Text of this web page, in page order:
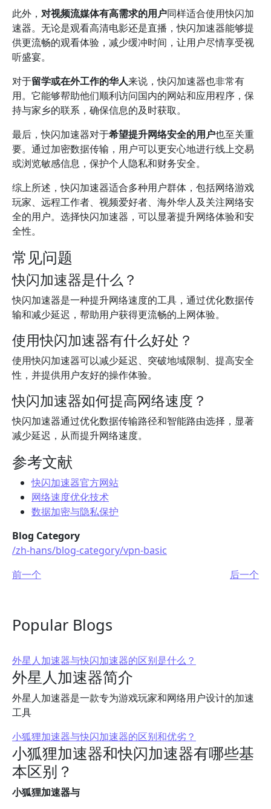
此外， 对视频流媒体有高需求的用户同样适合使用快闪加
速器。无论是观看高清电影还是直播，快闪加速器能够提
供更流畅的观看体验，减少缓冲时间，让用户尽情享受视
听盛宴。
对于留学或在外工作的华人来说，快闪加速器也非常有
用。它能够帮助他们顺利访问国内的网站和应用程序，保
持与家乡的联系，确保信息的及时获取。
最后，快闪加速器对于希望提升网络安全的用户也至关重
要。通过加密数据传输，用户可以更安心地进行线上交易
或浏览敏感信息，保护个人隐私和财务安全。
综上所述，快闪加速器适合多种用户群体，包括网络游戏
玩家、远程工作者、视频爱好者、海外华人及关注网络安
全的用户。选择快闪加速器，可以显著提升网络体验和安
全性。
常见问题
快闪加速器是什么？
快闪加速器是一种提升网络速度的工具，通过优化数据传
输和减少延迟，帮助用户获得更流畅的上网体验。
使用快闪加速器有什么好处？
使用快闪加速器可以减少延迟、突破地域限制、提高安全
性，并提供用户友好的操作体验。
快闪加速器如何提高网络速度？
快闪加速器通过优化数据传输路径和智能路由选择，显著
减少延迟，从而提升网络速度。
参考文献
快闪加速器官方网站
网络速度优化技术
数据加密与隐私保护
Blog Category
/zh-hans/blog-category/vpn-basic
前一个
后一个
Popular Blogs
外星人加速器与快闪加速器的区别是什么？
外星人加速器简介
外星人加速器是一款专为游戏玩家和网络用户设计的加速
工具
小狐狸加速器与快闪加速器的区别和优劣？
小狐狸加速器和快闪加速器有哪些基
本区别？
小狐狸加速器与